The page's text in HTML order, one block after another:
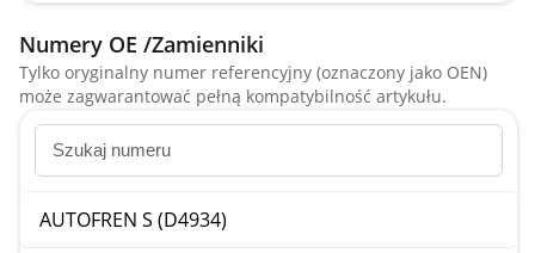
Numery OE /Zamienniki
Tylko oryginalny numer referencyjny (oznaczony jako OEN)
może zagwarantować pełną kompatybilność artykułu.
AUTOFREN S (D4934)